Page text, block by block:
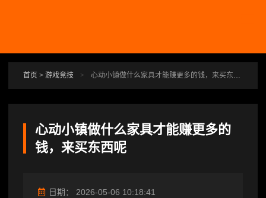
首页 > 游戏竞技 > 心动小镇做什么家具才能赚更多的钱，来买东西呢
心动小镇做什么家具才能赚更多的
钱，来买东西呢
日期： 2026-05-06 10:18:41